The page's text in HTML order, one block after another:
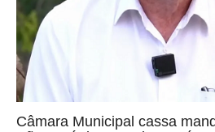
Câmara Municipal cassa